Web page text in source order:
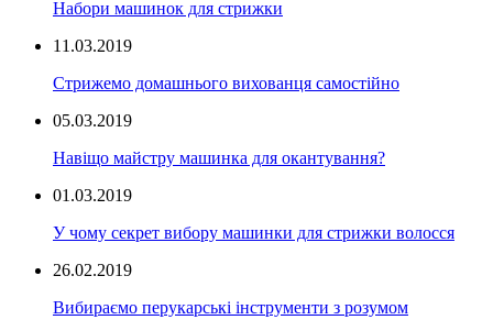
Набори машинок для стрижки
11.03.2019
Стрижемо домашнього вихованця самостійно
05.03.2019
Навіщо майстру машинка для окантування?
01.03.2019
У чому секрет вибору машинки для стрижки волосся
26.02.2019
Вибираємо перукарські інструменти з розумом